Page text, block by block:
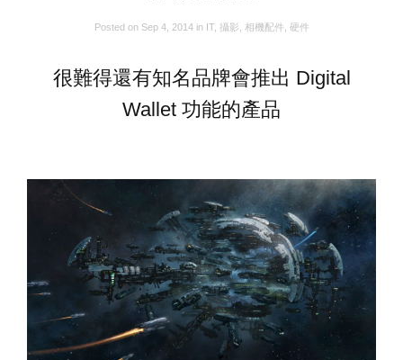
Posted on Sep 4, 2014 in IT, 攝影 相機配件 硬件
很難得還有知名品牌會推出 Digital
Wallet 功能的產品